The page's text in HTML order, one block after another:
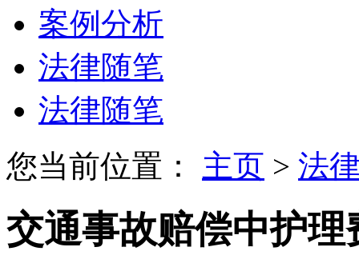
案例分析
法律随笔
法律随笔
您当前位置： 主页 > 法
交通事故赔偿中护理